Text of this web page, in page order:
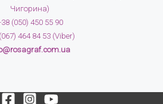
Чигорина)
(050) 450 55 90
464 84 53 (Viber)